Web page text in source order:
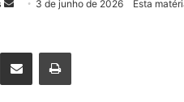
d
3 de junho de 2026
Esta